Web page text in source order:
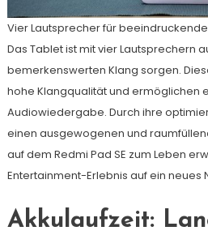
Vier Lautsprecher für
Das Tablet ist mit vier Lautsprechern
bemerkenswerten Klang sorgen.
hohe Klangqualität und ermöglichen
Audiowiedergabe. Durch ihre
einen ausgewogenen und
auf dem Redmi Pad SE zum Leben
Entertainment-Erlebnis auf ein neues
Akkulaufzeit: